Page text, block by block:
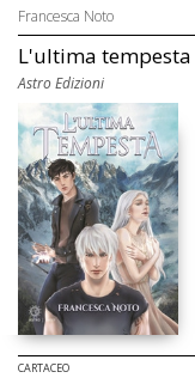
Francesca Noto
L'ultima tempesta
Astro Edizioni
CARTACEO